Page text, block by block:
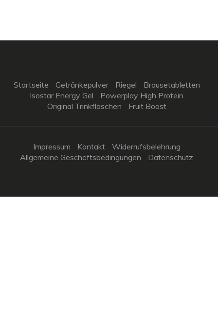
Startseite Getränkepulver Riegel
Brausetabletten
Isostar Energy Gel
Powerplay High Protein
Original Trinkflaschen
Fruit Boost
Impressum Kontakt
Widerrufsbelehrung
Allgemeine Geschäftsbedingungen
Datenschutz